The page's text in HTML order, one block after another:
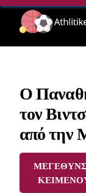
Skip
content
Ο
τον
από την